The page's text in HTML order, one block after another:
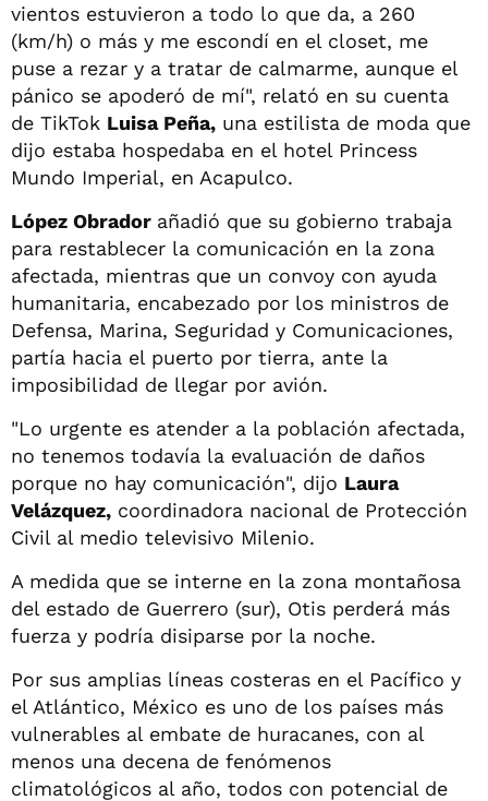
vientos estuvieron a todo lo que da, a 260
(km/h) o más y me escondí en el closet, me
puse a rezar y a tratar de calmarme, aunque el
pánico se apoderó de mí", relató en su cuenta
de TikTok Luisa Peña, una estilista de moda que
dijo estaba hospedaba en el hotel Princess
Mundo Imperial, en Acapulco.
López Obrador añadió que su gobierno trabaja
para restablecer la comunicación en la zona
afectada, mientras que un convoy con ayuda
humanitaria, encabezado por los ministros de
Defensa, Marina, Seguridad y Comunicaciones,
partía hacia el puerto por tierra, ante la
imposibilidad de llegar por avión.
"Lo urgente es atender a la población afectada,
no tenemos todavía la evaluación de daños
porque no hay comunicación", dijo Laura
Velázquez, coordinadora nacional de Protección
Civil al medio televisivo Milenio.
A medida que se interne en la zona montañosa
del estado de Guerrero (sur), Otis perderá más
fuerza y podría disiparse por la noche.
Por sus amplias líneas costeras en el Pacífico y
el Atlántico, México es uno de los países más
vulnerables al embate de huracanes, con al
menos una decena de fenómenos
climatológicos al año, todos con potencial de